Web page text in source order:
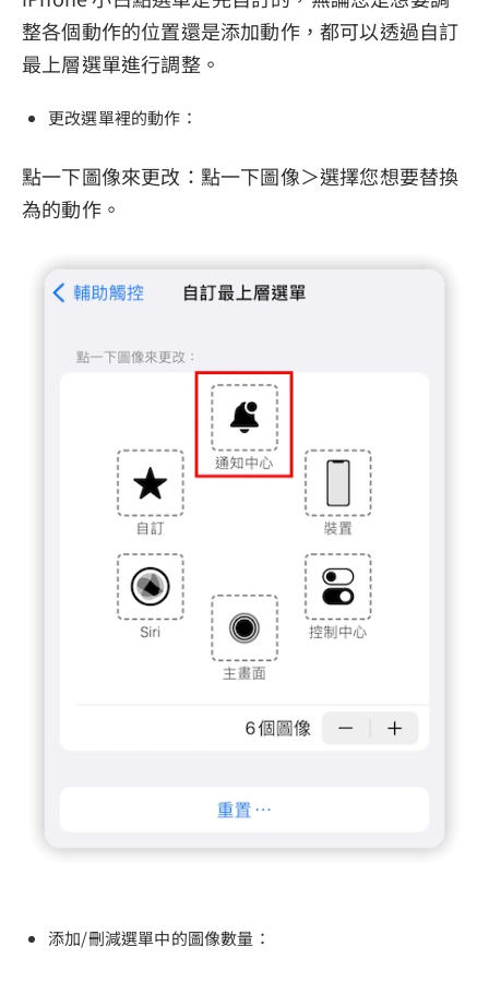
整各個動作的位置還是添加動作，都可以透過自訂
最上層選單進行調整。
更改選單裡的動作：
點一下圖像來更改：點一下圖像＞選擇您想要替換
為的動作。
添加/刪減選單中的圖像數量：